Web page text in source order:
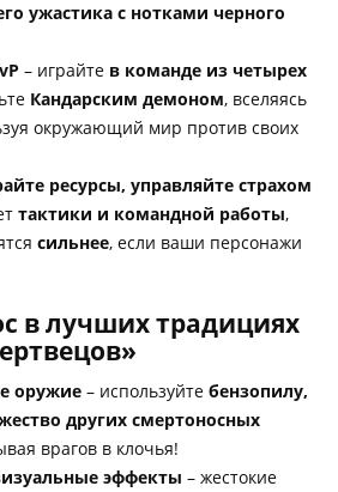
ужастика с нотками черного
– играйте в команде из четырех
Кандарским демоном, вселяясь
окружающий мир против своих
ресурсы, управляйте страхом
тактики и командной работы,
сильнее, если ваши персонажи
в лучших традициях
оружие – используйте бензопилу,
других смертоносных
врагов в клочья!
эффекты – жестокие